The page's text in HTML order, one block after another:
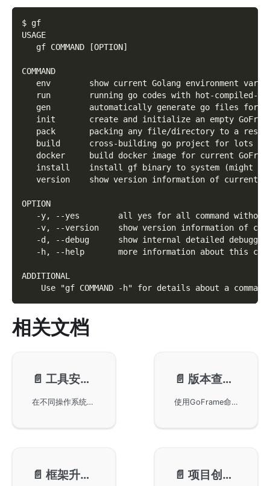
$ gf
USAGE
   gf COMMAND [OPTION]
COMMAND
env        show current Golang environment
run        running go codes with hot-compiled-
gen        automatically generate go files for
init       create and initialize an empty
pack       packing any file/directory to a
build      cross-building go project for lots
docker     build docker image for current
install    install gf binary to system (might
version    show version information of current
OPTION
-y, --yes        all yes for all command
-v, --version    show version information of
-d, --debug      show internal detailed
-h, --help       more information about this
ADDITIONAL
Use "gf COMMAND -h" for details about a
相关文档
📄️ 工具安装-install
在不同操作系统上安装GoFrame工具，包括MacOS和Windows系统的安装方法。提供了预编译二进制文件的下载地址以及通过go install命令进行安装的方法，确保gf工具能够正确安装并在系统环境变量中使用。
📄️ 版本查看-version
使用GoFrame命令行工具查看版本信息，包括gf -v和gf version的使用方式。内容涵盖不同版本的使用示例，展示GoFrame在项目中的具体版本信息，并说明CLI编译细节和注意事项，帮助用户准确理解GoFrame版本与Golang及相关技术的关系。
📄️ 框架升级-up 📄️ 项目创建-init